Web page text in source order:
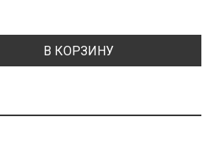
В КОРЗИНУ